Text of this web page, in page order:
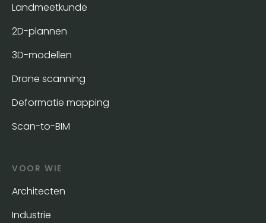
Landmeetkunde
2D-plannen
3D-modellen
Drone scanning
Deformatie mapping
Scan-to-BIM
VOOR WIE
Architecten
Industrie